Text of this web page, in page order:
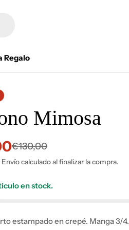
Regalo
Mimosa
€130,00
calculado al finalizar la compra.
en stock.
estampado en crepé. Manga 3/4.